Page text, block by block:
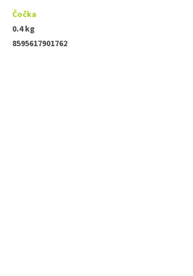
Čočka
0.4 kg
8595617901762